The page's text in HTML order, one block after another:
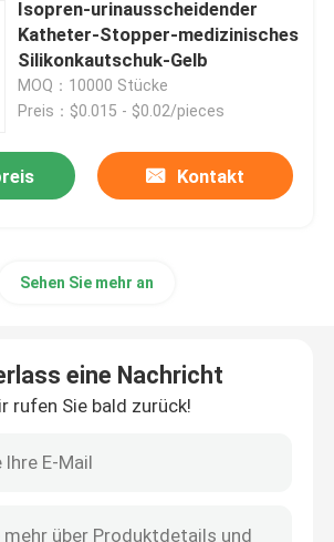
Rohr
Isopren-urinausscheidender
Katheter-Stopper-medizinisches
Silikonkautschuk-Gelb
MOQ：10000 Stücke
Preis：$0.015 - $0.02/pieces
Kontakt
Sehen Sie mehr an
eine Nachricht
rufen Sie bald zurück!